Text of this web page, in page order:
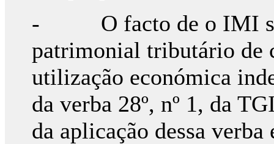
- O facto de o IMI ser
patrimonial tributário de
utilização económica
da verba 28º, nº 1, da
da aplicação dessa